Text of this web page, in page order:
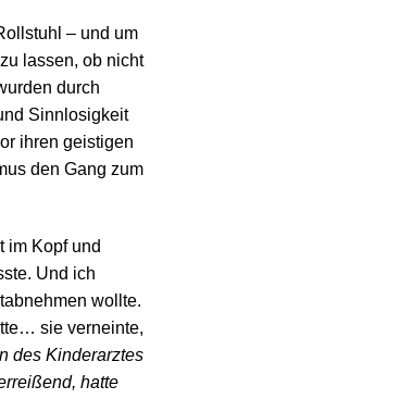
– und um
lassen, ob nicht
durch
Sinnlosigkeit
ihren geistigen
den Gang zum
im Kopf und
Und ich
wollte.
sie verneinte,
des Kinderarztes
hatte